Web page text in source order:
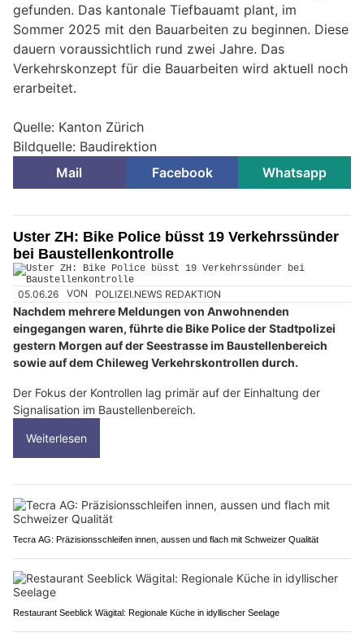
gefunden. Das kantonale Tiefbauamt plant, im
Sommer 2025 mit den Bauarbeiten zu beginnen. Diese
dauern voraussichtlich rund zwei Jahre. Das
Verkehrskonzept für die Bauarbeiten wird aktuell noch
erarbeitet.
Quelle: Kanton Zürich
Bildquelle: Baudirektion
Mail
Facebook Whatsapp
Uster ZH: Bike Police büsst 19 Verkehrssünder
bei Baustellenkontrolle
05.06.26 VON POLIZEI.NEWS REDAKTION
Nachdem mehrere Meldungen von Anwohnenden
eingegangen waren, führte die Bike Police der Stadtpolizei
gestern Morgen auf der Seestrasse im Baustellenbereich
sowie auf dem Chileweg Verkehrskontrollen durch.
Der Fokus der Kontrollen lag primär auf der Einhaltung der
Signalisation im Baustellenbereich.
Weiterlesen
Tecra AG: Präzisionsschleifen innen, aussen und flach mit Schweizer Qualität
Restaurant Seeblick Wägital: Regionale Küche in idyllischer Seelage